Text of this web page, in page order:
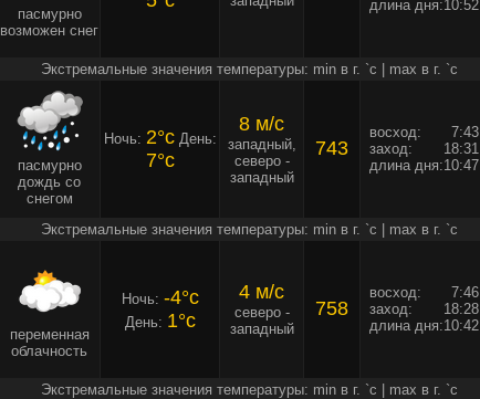
пасмурно
возможен снег
длина дня:10:52
Экстремальные значения температуры: min в г. `c | max в г. `c
пасмурно
дождь со
снегом
Ночь: 2°cДень:
7°c
8 м/c
западный,
северо -
западный
743
восход:
7:43
заход:
18:31
длина дня:10:47
Экстремальные значения температуры: min в г. `c | max в г. `c
переменная
облачность
Ночь: -4°c
День: 1°c
4 м/c
северо -
западный
758
восход:
7:46
заход:
18:28
длина дня:10:42
Экстремальные значения температуры: min в г. `c | max в г. `c